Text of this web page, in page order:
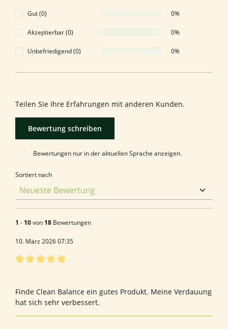
Gut (0) 0%
Akzeptierbar (0) 0%
Unbefriedigend (0) 0%
Teilen Sie Ihre Erfahrungen mit anderen Kunden.
Bewertung schreiben
Bewertungen nur in der aktuellen Sprache anzeigen.
Sortiert nach
1 - 10von 18 Bewertungen
10. März 2026 07:35
Finde Clean Balance ein gutes Produkt. Meine Verdauung
hat sich sehr verbessert.